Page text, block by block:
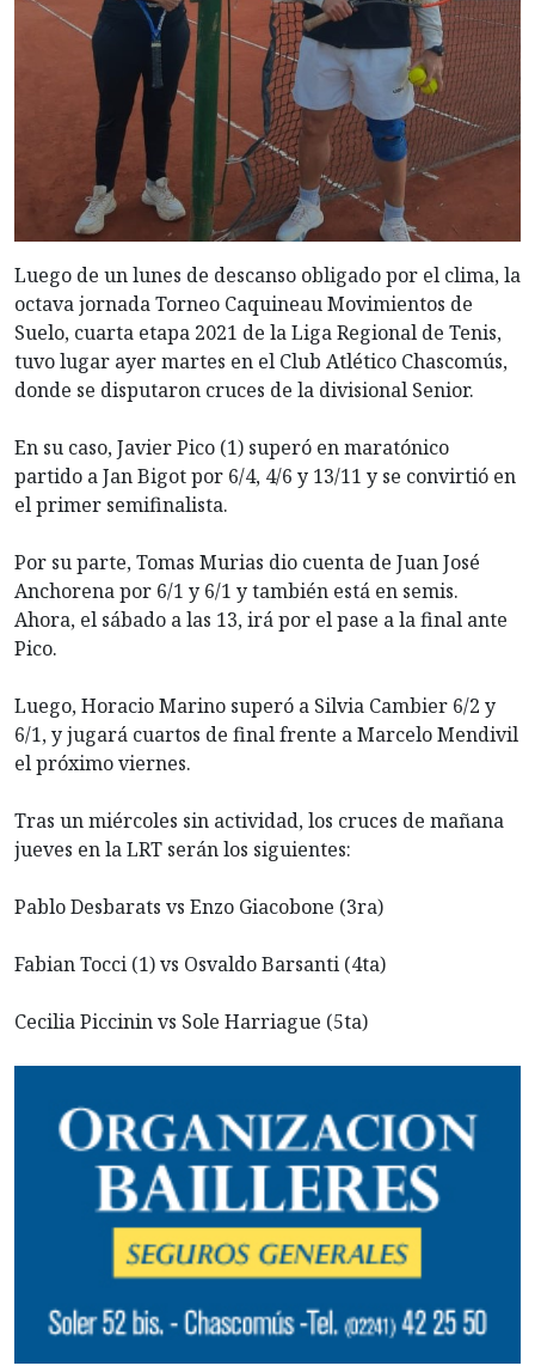
Luego de un lunes de descanso obligado por el clima, la
octava jornada Torneo Caquineau Movimientos de
Suelo, cuarta etapa 2021 de la Liga Regional de Tenis,
tuvo lugar ayer martes en el Club Atlético Chascomús,
donde se disputaron cruces de la divisional Senior.
En su caso, Javier Pico (1) superó en maratónico
partido a Jan Bigot por 6/4, 4/6 y 13/11 y se convirtió en
el primer semifinalista.
Por su parte, Tomas Murias dio cuenta de Juan José
Anchorena por 6/1 y 6/1 y también está en semis.
Ahora, el sábado a las 13, irá por el pase a la final ante
Pico.
Luego, Horacio Marino superó a Silvia Cambier 6/2 y
6/1, y jugará cuartos de final frente a Marcelo Mendivil
el próximo viernes.
Tras un miércoles sin actividad, los cruces de mañana
jueves en la LRT serán los siguientes:
Pablo Desbarats vs Enzo Giacobone (3ra)
Fabian Tocci (1) vs Osvaldo Barsanti (4ta)
Cecilia Piccinin vs Sole Harriague (5ta)